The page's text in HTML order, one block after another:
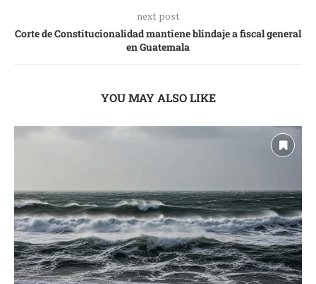
next post
Corte de Constitucionalidad mantiene blindaje a fiscal general
en Guatemala
YOU MAY ALSO LIKE